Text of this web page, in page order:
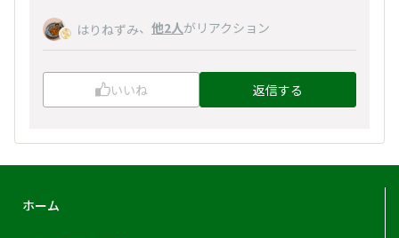
はりねずみ、 他2人がリアクション
いいね 返信する
ホーム